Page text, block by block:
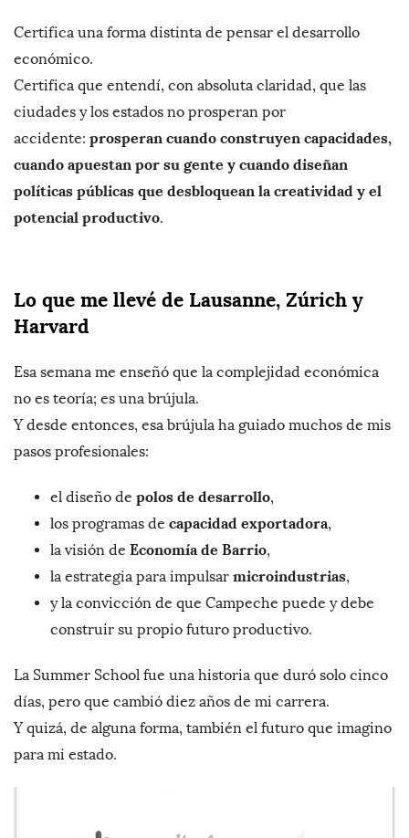
Certifica una forma distinta de pensar el desarrollo
económico.
Certifica que entendí, con absoluta claridad, que las
ciudades y los estados no prosperan por
accidente: prosperan cuando construyen capacidades,
cuando apuestan por su gente y cuando diseñan
políticas públicas que desbloquean la creatividad y el
potencial productivo.
Lo que me llevé de Lausanne, Zúrich y
Harvard
Esa semana me enseñó que la complejidad económica
no es teoría; es una brújula.
Y desde entonces, esa brújula ha guiado muchos de mis
pasos profesionales:
el diseño de polos de desarrollo,
los programas de capacidad exportadora,
la visión de Economía de Barrio,
la estrategia para impulsar microindustrias,
y la convicción de que Campeche puede y debe
construir su propio futuro productivo.
La Summer School fue una historia que duró solo cinco
días, pero que cambió diez años de mi carrera.
Y quizá, de alguna forma, también el futuro que imagino
para mi estado.